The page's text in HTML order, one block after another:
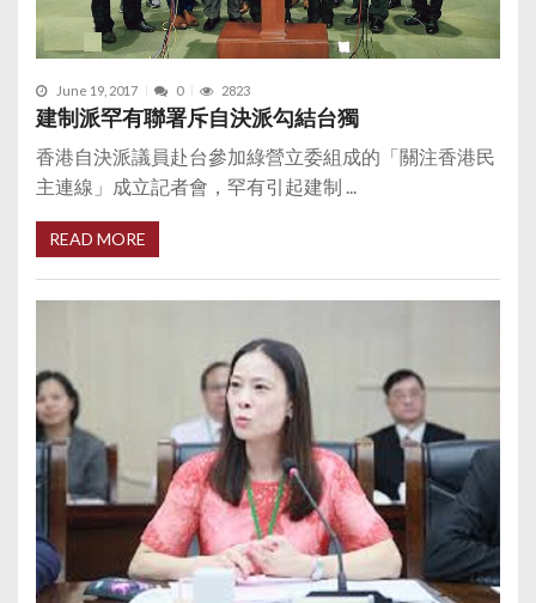
June 19, 2017 0 2823
建制派罕有聯署斥自決派勾結台獨
香港自決派議員赴台參加綠營立委組成的「關注香港民
主連線」成立記者會，罕有引起建制 ...
READ MORE